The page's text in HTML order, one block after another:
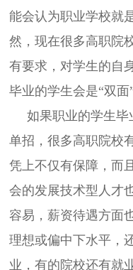
能会认为职业学校就
然，现在很多高职院
有要求，对学生的自
毕业的学生会是“双面
如果职业的学生毕
单招，很多高职院校
凭上不仅有保障，而
会的发展技术型人才
容易，薪资待遇方面
理想或偏中下水平，
业，有的院校还有就